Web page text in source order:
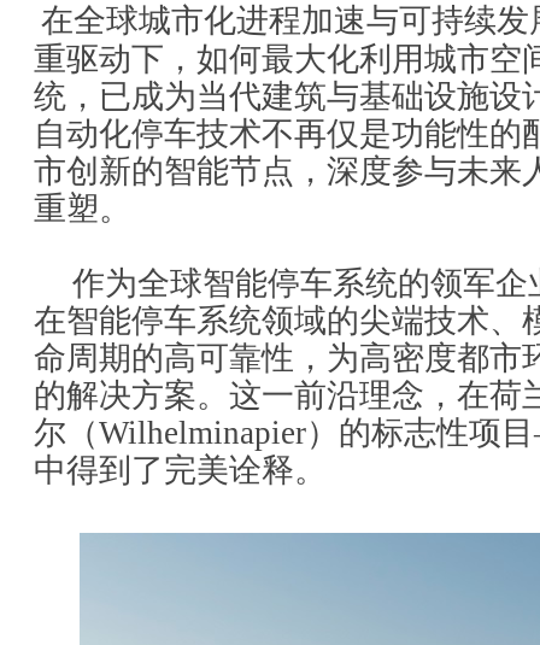
在全球城市化进程加速与可持续
重驱动下，如何最大化利用城市空
统，已成为当代建筑与基础设施设
自动化停车技术不再仅是功能性的
市创新的智能节点，深度参与未来
重塑。
作为全球智能停车系统的领军
在智能停车系统领域的尖端技术、
命周期的高可靠性，为高密度都市
的解决方案。这一前沿理念，在荷
尔（Wilhelminapier）的标志性项
中得到了完美诠释。